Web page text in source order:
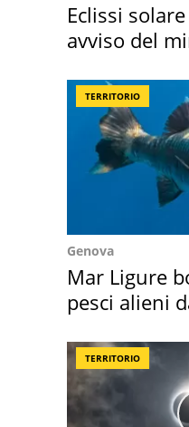
Eclissi
avviso del
TERRITORIO
Genova
Mar Ligure
pesci alieni
TERRITORIO